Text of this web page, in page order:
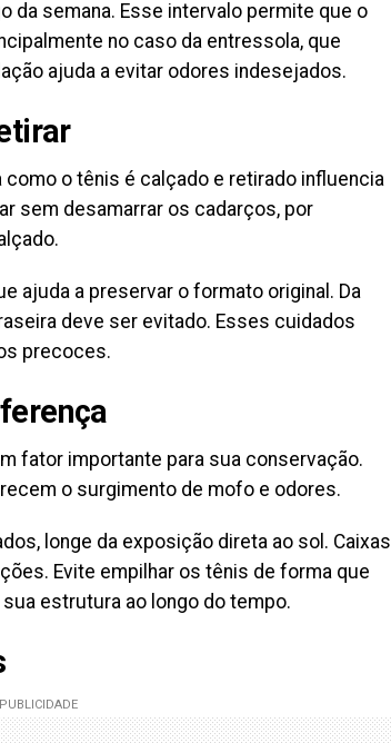
da semana. Esse intervalo permite que o
no caso da entressola, que
ajuda a evitar odores indesejados.
o tênis é calçado e retirado influencia
sem desamarrar os cadarços, por
ajuda a preservar o formato original. Da
deve ser evitado. Esses cuidados
precoces.
fator importante para sua conservação.
o surgimento de mofo e odores.
longe da exposição direta ao sol. Caixas
Evite empilhar os tênis de forma que
estrutura ao longo do tempo.